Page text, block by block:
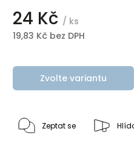
24 Kč / ks
19,83 Kč bez DPH
Zvolte variantu
Zeptat se